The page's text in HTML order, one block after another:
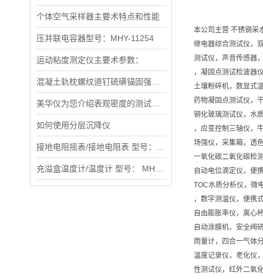
个体空气采样器主要术特点和性能
压并联电容器型号：MHY-11254
运动粘度测定仪主要术参数：
如何使用分层沉降仪
本公司主营 不锈钢采
继电器综合测试仪，
测试仪，声音传感器
，凝固点测试检波器
土壤粉碎机，数显式
药物凝固点测试仪，
钢化玻璃测试仪，水
，应变控制三轴仪，
场强仪，采集箱，透
一氧化碳二氧化碳检
自动电位滴定仪，便
TOC水质分析仪，微
，数字测温仪，便携
自由膨胀率仪，离心
自动涂膜机，安全阀
雨量计，四合一气体
温度记录仪，老化仪
性测试仪，红外二氧